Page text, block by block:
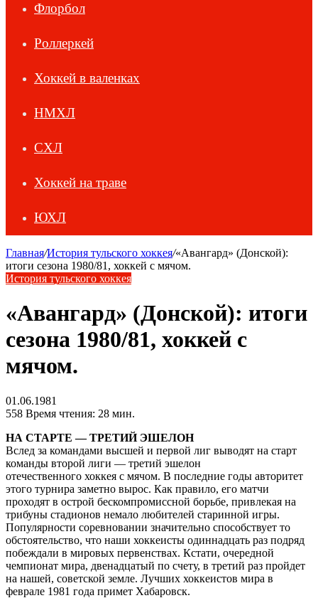
Флорбол
Роллеркей
Хоккей в валенках
НМХЛ
СХЛ
Хоккей на траве
ЮХЛ
Главная/История тульского хоккея/«Авангард» (Донской):
итоги сезона 1980/81, хоккей с мячом.
История тульского хоккея
«Авангард» (Донской): итоги
сезона 1980/81, хоккей с
мячом.
01.06.1981
558 Время чтения: 28 мин.
НА СТАРТЕ — ТРЕТИЙ ЭШЕЛОН
Вслед за командами высшей и первой лиг выводят на старт
команды второй лиги — третий эшелон
отечественного хоккея с мячом. В последние годы авторитет
этого турнира заметно вырос. Как правило, его матчи
проходят в острой бескомпромиссной борьбе, привлекая на
трибуны стадионов немало любителей старинной игры.
Популярности соревновании значительно способствует то
обстоятельство, что наши хоккеисты одиннадцать раз подряд
побеждали в мировых первенствах. Кстати, очередной
чемпионат мира, двенадцатый по счету, в третий раз пройдет
на нашей, советской земле. Лучших хоккеистов мира в
феврале 1981 года примет Хабаровск.